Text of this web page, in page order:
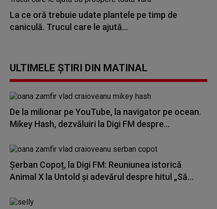
La ce oră trebuie udate plantele pe timp de
caniculă. Trucul care le ajută...
ULTIMELE ȘTIRI DIN MATINAL
De la milionar pe YouTube, la navigator pe ocean.
Mikey Hash, dezvăluiri la Digi FM despre...
Șerban Copoț, la Digi FM: Reuniunea istorică
Animal X la Untold și adevărul despre hitul „Să...